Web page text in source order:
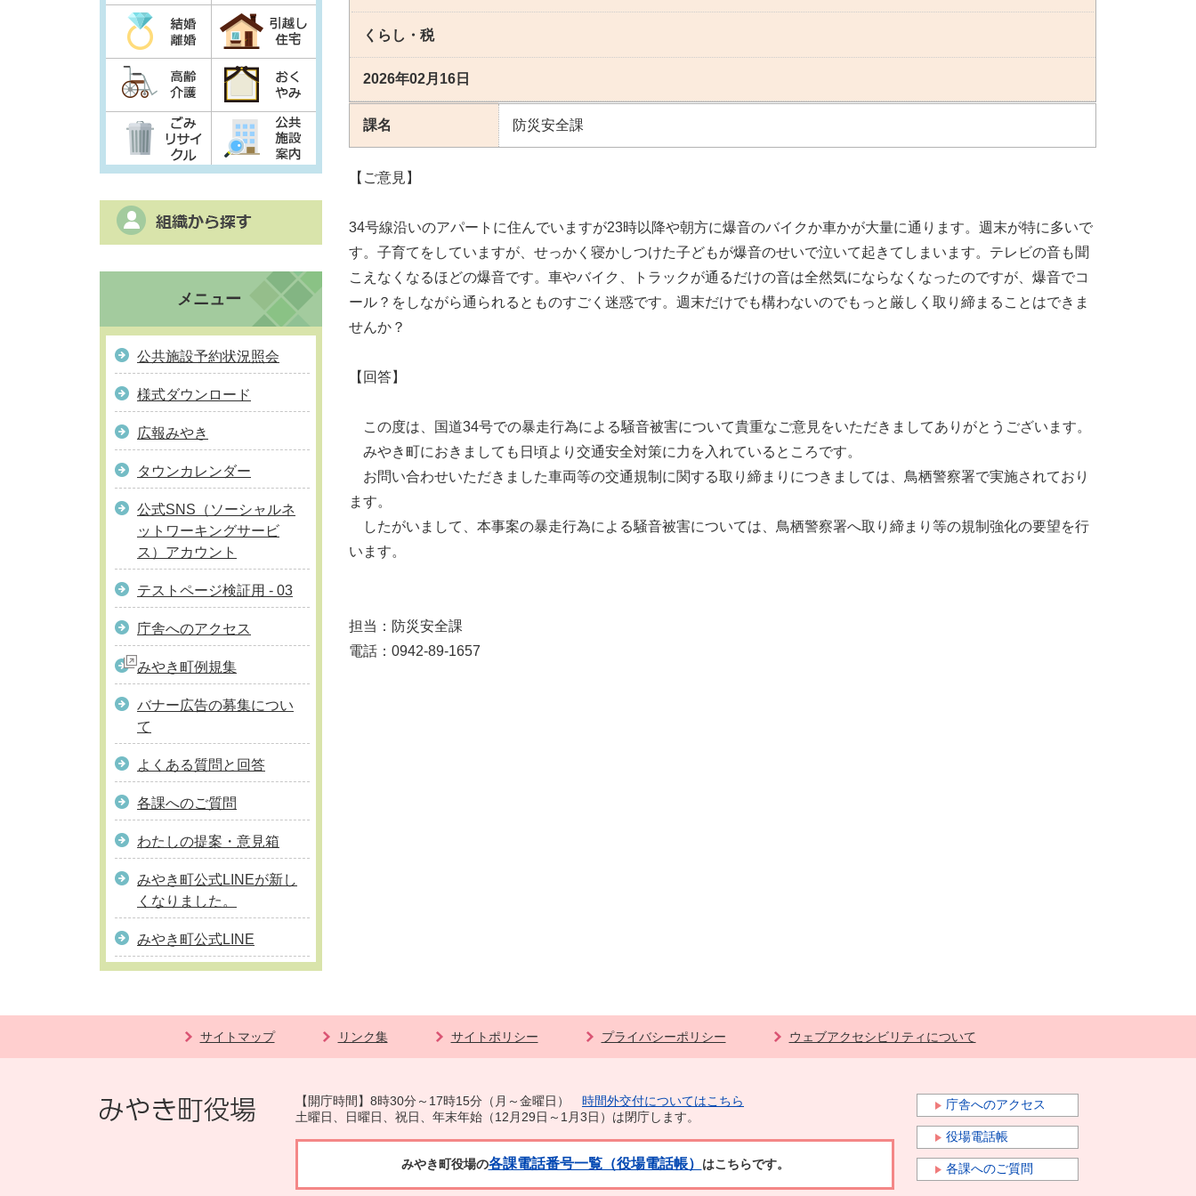
メニュー
公共施設予約状況照会
様式ダウンロード
広報みやき
タウンカレンダー
公式SNS（ソーシャルネ
ットワーキングサービ
ス）アカウント
テストページ検証用 - 03
庁舎へのアクセス
みやき町例規集
バナー広告の募集につい
て
よくある質問と回答
各課へのご質問
わたしの提案・意見箱
みやき町公式LINEが新し
くなりました。
みやき町公式LINE
くらし・税
2026年02月16日
課名 防災安全課
【ご意見】
34号線沿いのアパートに住んでいますが23時以降や朝方に爆音のバイクか車かが大量に通ります。週末が特に多いで
す。子育てをしていますが、せっかく寝かしつけた子どもが爆音のせいで泣いて起きてしまいます。テレビの音も聞
こえなくなるほどの爆音です。車やバイク、トラックが通るだけの音は全然気にならなくなったのですが、爆音でコ
ール？をしながら通られるとものすごく迷惑です。週末だけでも構わないのでもっと厳しく取り締まることはできま
せんか？
【回答】
この度は、国道34号での暴走行為による騒音被害について貴重なご意見をいただきましてありがとうございます。
みやき町におきましても日頃より交通安全対策に力を入れているところです。
お問い合わせいただきました車両等の交通規制に関する取り締まりにつきましては、鳥栖警察署で実施されており
ます。
したがいまして、本事案の暴走行為による騒音被害については、鳥栖警察署へ取り締まり等の規制強化の要望を行
います。
担当：防災安全課
電話：0942-89-1657
サイトマップ リンク集 サイトポリシー プライバシーポリシー ウェブアクセシビリティについて
【開庁時間】8時30分～17時15分（月～金曜日） 時間外交付についてはこちら
土曜日、日曜日、祝日、年末年始（12月29日～1月3日）は閉庁します。
みやき町役場の各課電話番号一覧（役場電話帳） はこちらです。
庁舎へのアクセス
役場電話帳
各課へのご質問